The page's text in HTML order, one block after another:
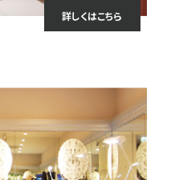
詳しくはこちら